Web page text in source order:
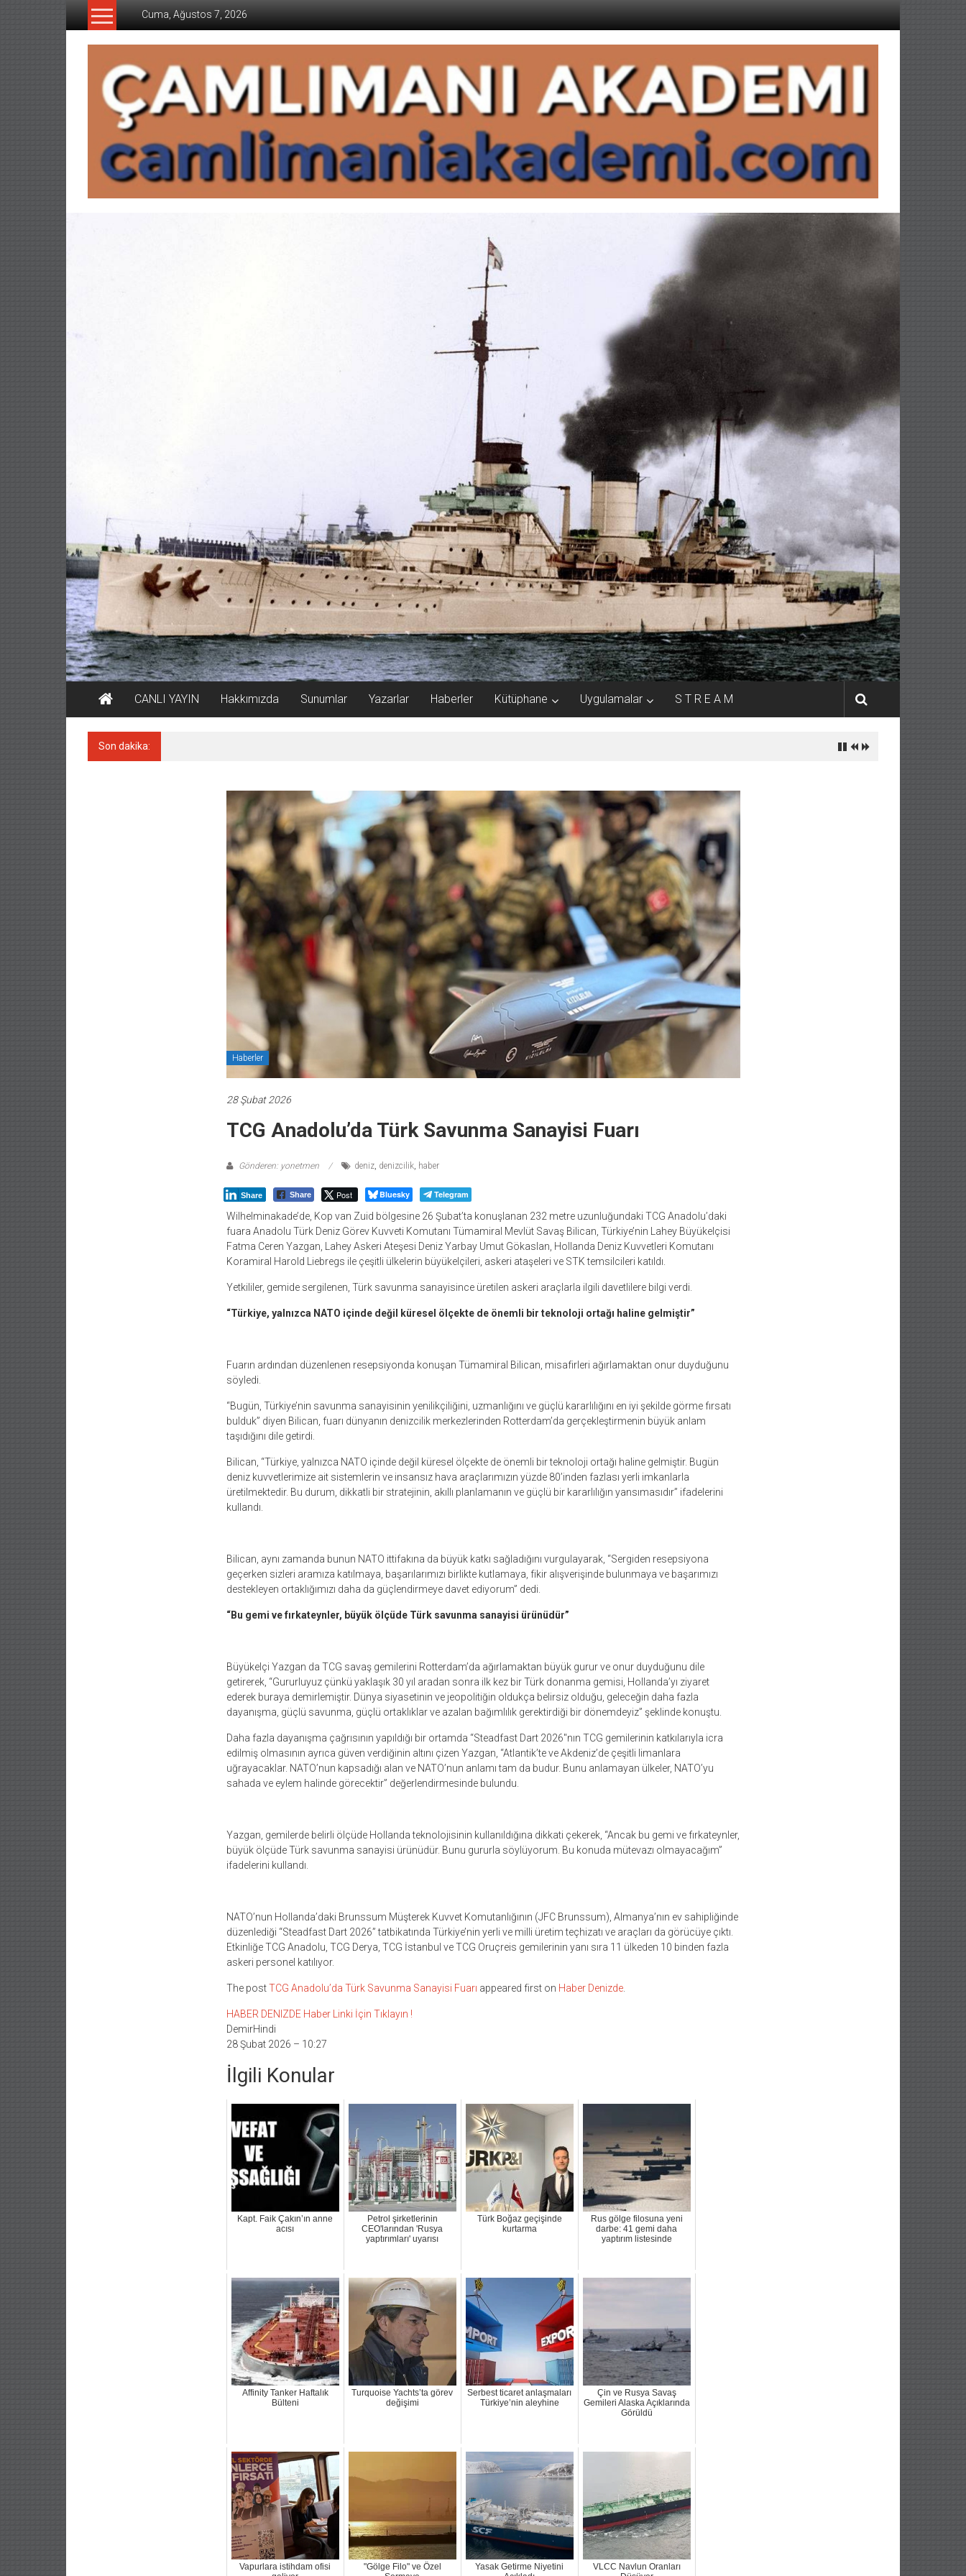
İçeriğe
Cuma, Ağustos 7, 2026
CAMLIMANI
AKADEMI
CANLI YAYIN Hakkımızda Sunumlar Yazarlar Haberler Kütüphane Uygulamalar S T R E A M
Son dakika:
Haberler
28 Şubat 2026
TCG Anadolu’da Türk Savunma Sanayisi Fuarı
Gönderen: yonetmen deniz, denizcilik, haber
Share Share Post Bluesky Telegram
Wilhelminakade’de, Kop van Zuid bölgesine 26 Şubat’ta konuşlanan 232 metre uzunluğundaki TCG Anadolu’daki
fuara Anadolu Türk Deniz Görev Kuvveti Komutanı Tümamiral Mevlüt Savaş Bilican, Türkiye’nin Lahey Büyükelçisi
Fatma Ceren Yazgan, Lahey Askeri Ateşesi Deniz Yarbay Umut Gökaslan, Hollanda Deniz Kuvvetleri Komutanı
Koramiral Harold Liebregs ile çeşitli ülkelerin büyükelçileri, askeri ataşeleri ve STK temsilcileri katıldı.
Yetkililer, gemide sergilenen, Türk savunma sanayisince üretilen askeri araçlarla ilgili davetlilere bilgi verdi.
“Türkiye, yalnızca NATO içinde değil küresel ölçekte de önemli bir teknoloji ortağı haline gelmiştir”
Fuarın ardından düzenlenen resepsiyonda konuşan Tümamiral Bilican, misafirleri ağırlamaktan onur duyduğunu
söyledi.
“Bugün, Türkiye’nin savunma sanayisinin yenilikçiliğini, uzmanlığını ve güçlü kararlılığını en iyi şekilde görme fırsatı
bulduk” diyen Bilican, fuarı dünyanın denizcilik merkezlerinden Rotterdam’da gerçekleştirmenin büyük anlam
taşıdığını dile getirdi.
Bilican, “Türkiye, yalnızca NATO içinde değil küresel ölçekte de önemli bir teknoloji ortağı haline gelmiştir. Bugün
deniz kuvvetlerimize ait sistemlerin ve insansız hava araçlarımızın yüzde 80’inden fazlası yerli imkanlarla
üretilmektedir. Bu durum, dikkatli bir stratejinin, akıllı planlamanın ve güçlü bir kararlılığın yansımasıdır” ifadelerini
kullandı.
Bilican, aynı zamanda bunun NATO ittifakına da büyük katkı sağladığını vurgulayarak, “Sergiden resepsiyona
geçerken sizleri aramıza katılmaya, başarılarımızı birlikte kutlamaya, fikir alışverişinde bulunmaya ve başarımızı
destekleyen ortaklığımızı daha da güçlendirmeye davet ediyorum” dedi.
“Bu gemi ve fırkateynler, büyük ölçüde Türk savunma sanayisi ürünüdür”
Büyükelçi Yazgan da TCG savaş gemilerini Rotterdam’da ağırlamaktan büyük gurur ve onur duyduğunu dile
getirerek, “Gururluyuz çünkü yaklaşık 30 yıl aradan sonra ilk kez bir Türk donanma gemisi, Hollanda’yı ziyaret
ederek buraya demirlemiştir. Dünya siyasetinin ve jeopolitiğin oldukça belirsiz olduğu, geleceğin daha fazla
dayanışma, güçlü savunma, güçlü ortaklıklar ve azalan bağımlılık gerektirdiği bir dönemdeyiz” şeklinde konuştu.
Daha fazla dayanışma çağrısının yapıldığı bir ortamda “Steadfast Dart 2026″nın TCG gemilerinin katkılarıyla icra
edilmiş olmasının ayrıca güven verdiğinin altını çizen Yazgan, “Atlantik’te ve Akdeniz’de çeşitli limanlara
uğrayacaklar. NATO’nun kapsadığı alan ve NATO’nun anlamı tam da budur. Bunu anlamayan ülkeler, NATO’yu
sahada ve eylem halinde görecektir” değerlendirmesinde bulundu.
Yazgan, gemilerde belirli ölçüde Hollanda teknolojisinin kullanıldığına dikkati çekerek, “Ancak bu gemi ve fırkateynler,
büyük ölçüde Türk savunma sanayisi ürünüdür. Bunu gururla söylüyorum. Bu konuda mütevazı olmayacağım”
ifadelerini kullandı.
NATO’nun Hollanda’daki Brunssum Müşterek Kuvvet Komutanlığının (JFC Brunssum), Almanya’nın ev sahipliğinde
düzenlediği “Steadfast Dart 2026” tatbikatında Türkiye’nin yerli ve milli üretim teçhizatı ve araçları da görücüye çıktı.
Etkinliğe TCG Anadolu, TCG Derya, TCG İstanbul ve TCG Oruçreis gemilerinin yanı sıra 11 ülkeden 10 binden fazla
askeri personel katılıyor.
The postTCG Anadolu’da Türk Savunma Sanayisi Fuarı appeared first on Haber Denizde.
HABER DENIZDE Haber Linki İçin Tıklayın !
DemirHindi
28 Şubat 2026 – 10:27
İlgili Konular
Kapt. Faik Çakın’ın anne
acısı
Petrol şirketlerinin
CEO'larından 'Rusya
yaptırımları' uyarısı
Türk Boğaz geçişinde
kurtarma
Rus gölge filosuna yeni
darbe: 41 gemi daha
yaptırım listesinde
Affinity Tanker Haftalık
Bülteni
Turquoise Yachts’ta görev
değişimi
Serbest ticaret anlaşmaları
Türkiye’nin aleyhine
Çin ve Rusya Savaş
Gemileri Alaska Açıklarında
Görüldü
Vapurlara istihdam ofisi
"Gölge Filo" ve Özel
Yasak Getirme Niyetini
VLCC Navlun Oranları